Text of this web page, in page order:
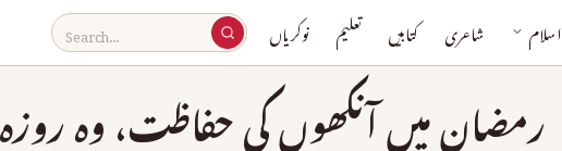
اسلام شاعری کتابیں تعلیم نوکریاں
رمضان میں آنکھوں کی حفاظت، وہ روزہ